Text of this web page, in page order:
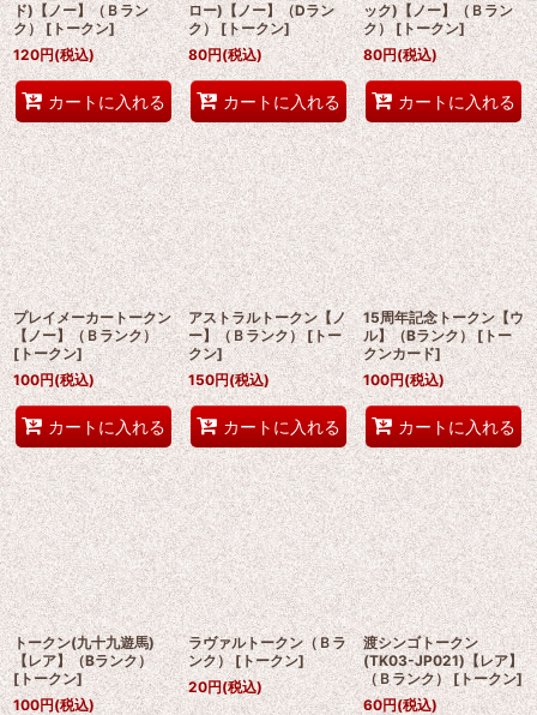
ド)【ノー】（Ｂラン
ク） [トークン]
120円(税込)
カートに入れる
ロー)【ノー】（Dラン
ク） [トークン]
80円(税込)
カートに入れる
ック)【ノー】（Ｂラン
ク） [トークン]
80円(税込)
カートに入れる
プレイメーカートークン
【ノー】（Ｂランク）
[ トークン]
100円(税込)
カートに入れる
アストラルトークン【ノ
ー】（Ｂランク） [トー
クン]
150円(税込)
カートに入れる
15周年記念トークン【ウ
ル】（Bランク） [トー
クンカード]
100円(税込)
カートに入れる
トークン(九十九遊馬)
【レア】（Bランク）
[トークン]
100円(税込)
ラヴァルトークン（Ｂラ
ンク） [トークン]
20円(税込)
渡シンゴトークン
(TK03-JP021)【レア】
（Ｂランク） [トークン]
60円(税込)